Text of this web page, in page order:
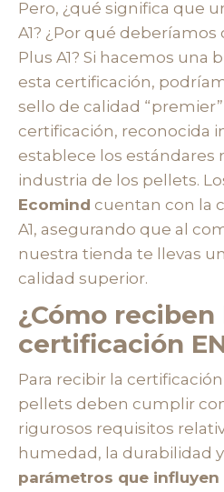
Pero, ¿qué significa que
A1? ¿Por qué
Plus A1? Si hacemos una
esta certificación,
sello de calidad
certificación, reconocida
establece los estándares
industria de los pellets.
Ecomind cuentan con la
A1, asegurando que al
nuestra tienda te llevas
calidad superior.
¿Cómo
certificación
Para recibir la certificación
pellets deben cumplir
rigurosos requisitos
humedad, la durabilidad
parámetros que